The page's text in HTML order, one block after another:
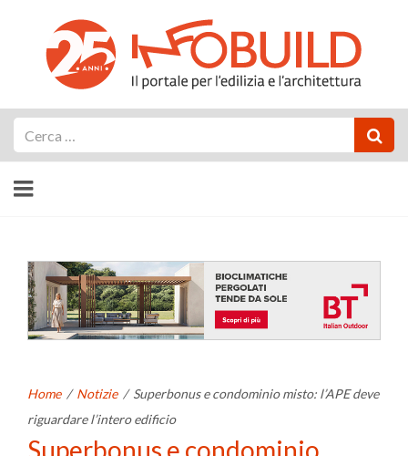
Home / Notizie / Superbonus e condominio misto: l’APE deve
riguardare l’intero edificio
Superbonus e condominio